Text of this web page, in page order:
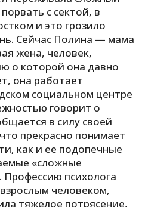
Р
С
Т
с сектой, в
и это грозило
Сейчас Полина — мама
жена, человек,
о которой она давно
она работает
социальном центре
говорит о
в силу своей
прекрасно понимает
как и ее подопечные
«сложные
психолога
человеком,
тяжелое потрясение,